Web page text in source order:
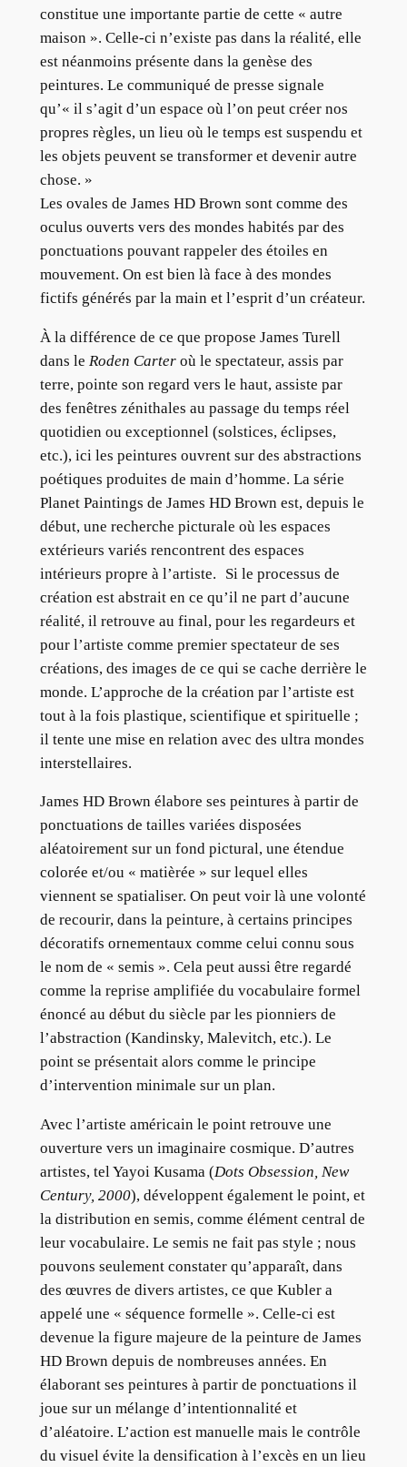
constitue une importante partie de cette « autre
maison ». Celle-ci n’existe pas dans la réalité, elle
est néanmoins présente dans la genèse des
peintures. Le communiqué de presse signale
qu’« il s’agit d’un espace où l’on peut créer nos
propres règles, un lieu où le temps est suspendu et
les objets peuvent se transformer et devenir autre
chose. »
Les ovales de James HD Brown sont comme des
oculus ouverts vers des mondes habités par des
ponctuations pouvant rappeler des étoiles en
mouvement. On est bien là face à des mondes
fictifs générés par la main et l’esprit d’un créateur.
À la différence de ce que propose James Turell
dans le Roden Carteroù le spectateur, assis par
terre, pointe son regard vers le haut, assiste par
des fenêtres zénithales au passage du temps réel
quotidien ou exceptionnel (solstices, éclipses,
etc.), ici les peintures ouvrent sur des abstractions
poétiques produites de main d’homme. La série
Planet Paintings de James HD Brown est, depuis le
début, une recherche picturale où les espaces
extérieurs variés rencontrent des espaces
intérieurs propre à l’artiste. Si le processus de
création est abstrait en ce qu’il ne part d’aucune
réalité, il retrouve au final, pour les regardeurs et
pour l’artiste comme premier spectateur de ses
créations, des images de ce qui se cache derrière le
monde. L’approche de la création par l’artiste est
tout à la fois plastique, scientifique et spirituelle ;
il tente une mise en relation avec des ultra mondes
interstellaires.
James HD Brown élabore ses peintures à partir de
ponctuations de tailles variées disposées
aléatoirement sur un fond pictural, une étendue
colorée et/ou « matièrée » sur lequel elles
viennent se spatialiser. On peut voir là une volonté
de recourir, dans la peinture, à certains principes
décoratifs ornementaux comme celui connu sous
le nom de « semis ». Cela peut aussi être regardé
comme la reprise amplifiée du vocabulaire formel
énoncé au début du siècle par les pionniers de
l’abstraction (Kandinsky, Malevitch, etc.). Le
point se présentait alors comme le principe
d’intervention minimale sur un plan.
Avec l’artiste américain le point retrouve une
ouverture vers un imaginaire cosmique. D’autres
artistes, tel Yayoi Kusama (Dots Obsession, New
Century, 2000), développent également le point, et
la distribution en semis, comme élément central de
leur vocabulaire. Le semis ne fait pas style ; nous
pouvons seulement constater qu’apparaît, dans
des œuvres de divers artistes, ce que Kubler a
appelé une « séquence formelle ». Celle-ci est
devenue la figure majeure de la peinture de James
HD Brown depuis de nombreuses années. En
élaborant ses peintures à partir de ponctuations il
joue sur un mélange d’intentionnalité et
d’aléatoire. L’action est manuelle mais le contrôle
du visuel évite la densification à l’excès en un lieu